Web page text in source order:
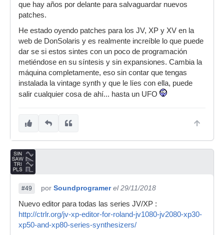
que hay años por delante para salvaguardar nuevos
patches.
He estado oyendo patches para los JV, XP y XV en la
web de DonSolaris y es realmente increíble lo que puede
dar se si estos sintes con un poco de programación
metiéndose en su síntesis y sin expansiones. Cambia la
máquina completamente, eso sin contar que tengas
instalada la vintage synth y que le líes con ella, puede
salir cualquier cosa de ahí... hasta un UFO
#49 por Soundprogramer el 29/11/2018
Nuevo editor para todas las series JV/XP :
http://ctrlr.org/jv-xp-editor-for-roland-jv1080-jv2080-xp30-
xp50-and-xp80-series-synthesizers/